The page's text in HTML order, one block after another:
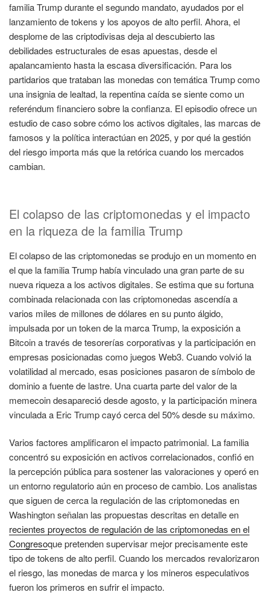
familia Trump durante el segundo mandato, ayudados por el
lanzamiento de tokens y los apoyos de alto perfil. Ahora, el
desplome de las criptodivisas deja al descubierto las
debilidades estructurales de esas apuestas, desde el
apalancamiento hasta la escasa diversificación. Para los
partidarios que trataban las monedas con temática Trump como
una insignia de lealtad, la repentina caída se siente como un
referéndum financiero sobre la confianza. El episodio ofrece un
estudio de caso sobre cómo los activos digitales, las marcas de
famosos y la política interactúan en 2025, y por qué la gestión
del riesgo importa más que la retórica cuando los mercados
cambian.
El colapso de las criptomonedas y el impacto
en la riqueza de la familia Trump
El colapso de las criptomonedas se produjo en un momento en
el que la familia Trump había vinculado una gran parte de su
nueva riqueza a los activos digitales. Se estima que su fortuna
combinada relacionada con las criptomonedas ascendía a
varios miles de millones de dólares en su punto álgido,
impulsada por un token de la marca Trump, la exposición a
Bitcoin a través de tesorerías corporativas y la participación en
empresas posicionadas como juegos Web3. Cuando volvió la
volatilidad al mercado, esas posiciones pasaron de símbolo de
dominio a fuente de lastre. Una cuarta parte del valor de la
memecoin desapareció desde agosto, y la participación minera
vinculada a Eric Trump cayó cerca del 50% desde su máximo.
Varios factores amplificaron el impacto patrimonial. La familia
concentró su exposición en activos correlacionados, confió en
la percepción pública para sostener las valoraciones y operó en
un entorno regulatorio aún en proceso de cambio. Los analistas
que siguen de cerca la regulación de las criptomonedas en
Washington señalan las propuestas descritas en detalle en
recientes proyectos de regulación de las criptomonedas en el
Congresoque pretenden supervisar mejor precisamente este
tipo de tokens de alto perfil. Cuando los mercados revalorizaron
el riesgo, las monedas de marca y los mineros especulativos
fueron los primeros en sufrir el impacto.